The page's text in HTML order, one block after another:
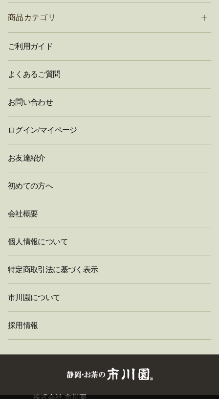
商品カテゴリ
ご利用ガイド
よくあるご質問
お問い合わせ
ログイン/マイページ
お友達紹介
初めての方へ
会社概要
個人情報について
特定商取引法に基づく表示
市川園について
採用情報